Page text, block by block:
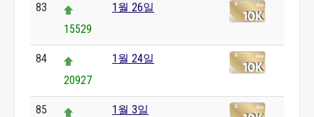
83
15529
1월 26일
84
20927
1월 24일
85
1월 3일